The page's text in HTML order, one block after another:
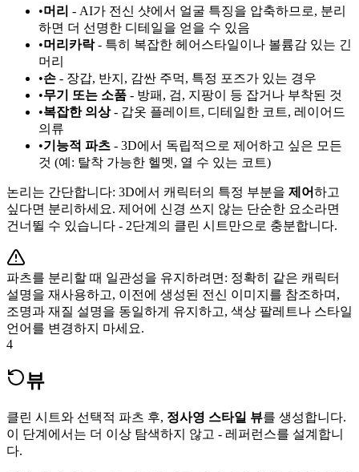
•머리 - AI가 전신 샷에서 얼굴 특징을 압축하므로, 분리
하면 더 선명한 디테일을 얻을 수 있음
•머리카락- 특히 복잡한 헤어스타일이나 볼륨감 있는 긴
머리
•손 - 장갑, 반지, 감싼 주먹, 특정 포즈가 있는 경우
•무기 또는 소품 - 방패, 검, 지팡이 등 잡거나 부착된 것
•복잡한 의상- 갑옷 플레이트, 디테일한 코트, 레이어드
의류
•기능적 파츠 - 3D에서 독립적으로 제어하고 싶은 모든
것 (예: 탈착 가능한 헬멧, 열 수 있는 코트)
논리는 간단합니다: 3D에서 캐릭터의 특정 부분을 제어하고
싶다면 분리하세요. 제어에 신경 쓰지 않는 단순한 요소라면
건너뛸 수 있습니다 - 2단계의 클린 시트만으로 충분합니다.
파츠를 분리할 때 일관성을 유지하려면: 정확히 같은 캐릭터
설명을 재사용하고, 이전에 생성된 전신 이미지를 참조하며,
조명과 재질 설명을 동일하게 유지하고, 색상 팔레트나 스타일
언어를 변경하지 마세요.
4
뷰
클린 시트와 선택적 파츠 후, 정사영 스타일 뷰를 생성합니다.
이 단계에서는 더 이상 탐색하지 않고 - 레퍼런스를 설계합니
다.